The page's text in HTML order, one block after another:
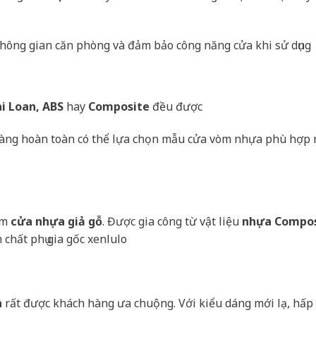
gian căn phòng và đảm bảo công năng cửa khi sử dụng
Loan, ABS hay Composite đều được
hoàn toàn có thể lựa chọn mẫu cửa vòm nhựa phù hợp
cửa nhựa giả gỗ. Được gia công từ vật liệu nhựa
phụ gia gốc xenlulo
rất được khách hàng ưa chuộng. Với kiểu dáng mới lạ, hấp